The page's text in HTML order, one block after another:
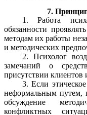
7.
1. Работа
обязанности
методам их работы
и методических
2. Психолог
замечаний о
присутствии клиентов
3. Если
неформальным путем,
обсуждение
конфликтных